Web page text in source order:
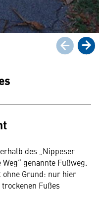
des „Nippeser
Weg“ genannte Fußweg.
ohne Grund: nur hier
Fußes